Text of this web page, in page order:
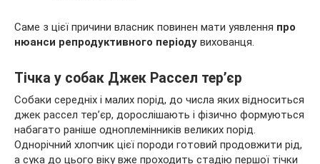
Саме з цієї причини власник повинен мати уявлення про
нюанси репродуктивного періоду вихованця.
Тічка у собак Джек Рассел тер’єр
Собаки середніх і малих порід, до числа яких відноситься
джек рассел тер’єр, дорослішають і фізично формуються
набагато раніше одноплемінників великих порід.
Однорічний хлопчик цієї породи готовий продовжити рід,
а сука до цього віку вже проходить стадію першої тічки